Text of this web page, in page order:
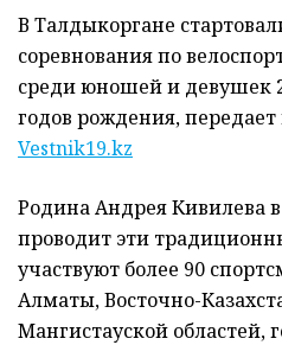
В Талдыкоргане
соревнования по
среди юношей и девушек
годов рождения,
Vestnik19.kz
Родина Андрея Кивилева
проводит эти
участвуют более 90
Алматы, Восточно-
Мангистауской областей,